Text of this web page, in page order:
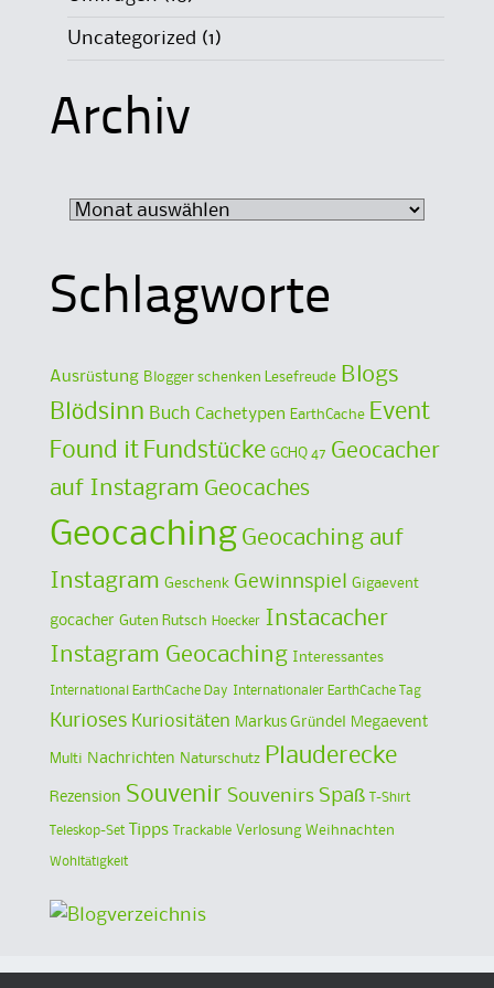
Uncategorized (1)
Archiv
Schlagworte
Ausrüstung Blogger schenken Lesefreude Blogs
Blödsinn Buch Cachetypen EarthCache
Event
Found it Fundstücke GCHQ 47 Geocacher
auf Instagram Geocaches
Geocaching Geocaching auf
Instagram Geschenk Gewinnspiel Gigaevent
gocacher Guten Rutsch Hoecker Instacacher
Instagram Geocaching Interessantes
International EarthCache Day Internationaler EarthCache Tag
Kurioses Kuriositäten Markus Gründel Megaevent
Multi Nachrichten Naturschutz Plauderecke
Rezension Souvenir Souvenirs Spaß T-Shirt
Teleskop-Set Tipps Trackable Verlosung Weihnachten
Wohltätigkeit